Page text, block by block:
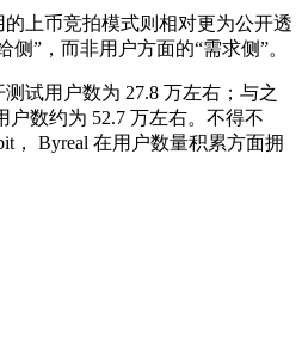
上币竞拍模式则相对更为公开透
”，而非用户方面的“需求侧”。
试用户数为 27.8 万左右；与之
户数约为 52.7 万左右。不得不
， Byreal 在用户数量积累方面拥